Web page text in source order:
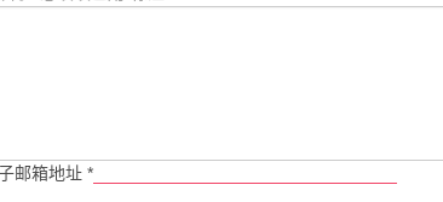
邮箱地址 *